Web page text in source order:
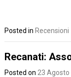
Posted inRecensioni
Recanati:
Posted on 23 Agosto